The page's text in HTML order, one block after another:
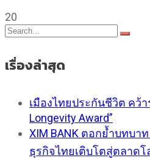
20
เรื่องล่าสุด
เมืองไทยประกันชีวิต คว้า
Longevity Award”
XIM BANK ตอกย้ำบทบา
ธุรกิจไทยเติบโตสู่ตลาด